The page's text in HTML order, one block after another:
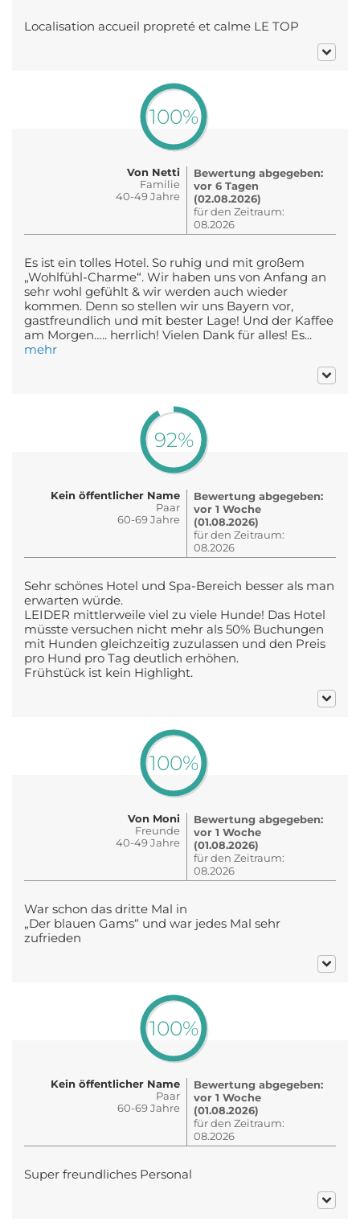
Localisation accueil propreté et calme LE TOP
100%
Von Netti
Familie
40-49 Jahre
Bewertung abgegeben:
vor 6 Tagen
(02.08.2026)
für den Zeitraum:
08.2026
Es ist ein tolles Hotel. So ruhig und mit großem
„Wohlfühl-Charme“. Wir haben uns von Anfang an
sehr wohl gefühlt & wir werden auch wieder
kommen. Denn so stellen wir uns Bayern vor,
gastfreundlich und mit bester Lage! Und der Kaffee
am Morgen….. herrlich! Vielen Dank für alles! Es...
mehr
92%
Kein öffentlicher Name
Paar
60-69 Jahre
Bewertung abgegeben:
vor 1 Woche
(01.08.2026)
für den Zeitraum:
08.2026
Sehr schönes Hotel und Spa-Bereich besser als man
erwarten würde.
LEIDER mittlerweile viel zu viele Hunde! Das Hotel
müsste versuchen nicht mehr als 50% Buchungen
mit Hunden gleichzeitig zuzulassen und den Preis
pro Hund pro Tag deutlich erhöhen.
Frühstück ist kein Highlight.
100%
Von Moni
Freunde
40-49 Jahre
Bewertung abgegeben:
vor 1 Woche
(01.08.2026)
für den Zeitraum:
08.2026
War schon das dritte Mal in
„Der blauen Gams“ und war jedes Mal sehr
zufrieden
100%
Kein öffentlicher Name
Paar
60-69 Jahre
Bewertung abgegeben:
vor 1 Woche
(01.08.2026)
für den Zeitraum:
08.2026
Super freundliches Personal